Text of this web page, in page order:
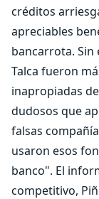
créditos
apreciables
bancarrota.
Talca fueron
inapropiadas
dudosos que
falsas
usaron esos
banco". El
competitivo,